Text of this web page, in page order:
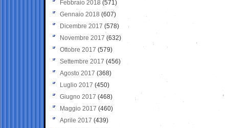
Febbraio 2018 (571)
Gennaio 2018 (607)
Dicembre 2017 (578)
Novembre 2017 (632)
Ottobre 2017 (579)
Settembre 2017 (456)
Agosto 2017 (368)
Luglio 2017 (450)
Giugno 2017 (468)
Maggio 2017 (460)
Aprile 2017 (439)